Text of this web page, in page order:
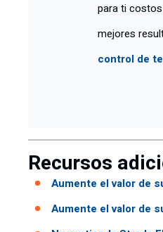
para ti
mejores
control de
Recursos
Aumente el valor de
Aumente el valor de